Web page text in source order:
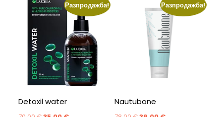
Разпродажба!
Detoxil water
Разпродажба!
Nautubone